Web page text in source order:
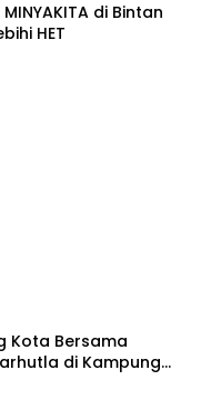
di Bintan
HET
Kota Bersama
di Kampung